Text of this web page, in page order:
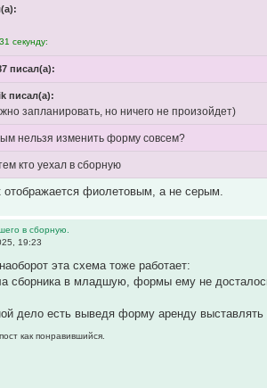
секунду:
писал(а):
писал(а):
запланировать, но ничего не произойдет)
нельзя изменить форму совсем?
кто уехал в сборную
отображается фиолетовым, а не серым.
в сборную.
19:23
эта схема тоже работает:
сборника в младшую, формы ему не
дело есть выведя форму аренду выставлять
как понравившийся.